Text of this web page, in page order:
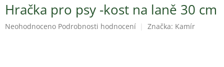
Hračka pro psy -kost na laně 30 cm
Průměrné
Neohodnoceno Podrobnosti hodnocení Značka: Kamír